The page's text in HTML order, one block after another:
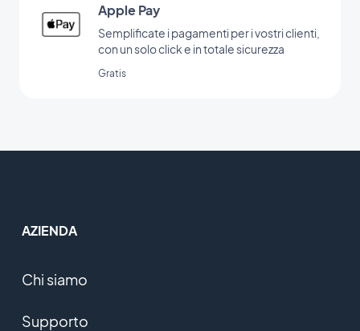
Apple Pay
Semplificate i pagamenti per i vostri clienti,
con un solo click e in totale sicurezza
Gratis
AZIENDA
Chi siamo
Supporto